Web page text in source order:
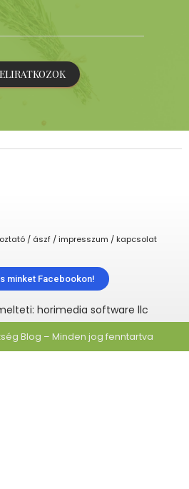
/ ászf / impresszum / kapcsolat
minket Facebookon!
horimedia software llc
Blog – Minden jog fenntartva